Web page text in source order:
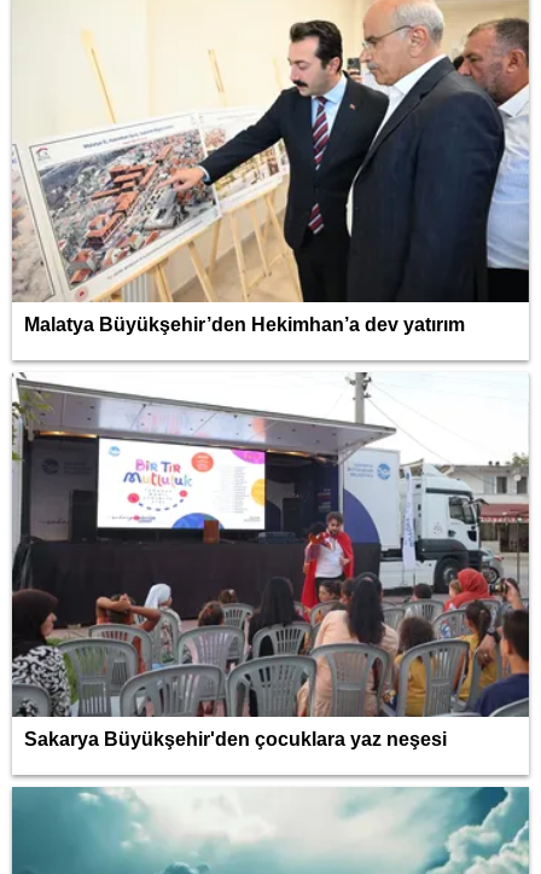
Malatya Büyükşehir’den Hekimhan’a dev yatırım
Sakarya Büyükşehir'den çocuklara yaz neşesi